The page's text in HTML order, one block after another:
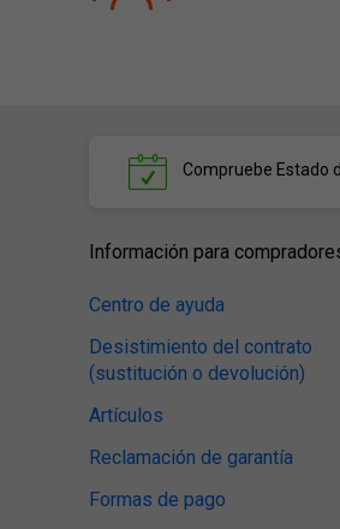
Compruebe Estado
Información para
Centro de ayuda
Desistimiento del contrato
(sustitución o devolución)
Artículos
Reclamación de garantía
Formas de pago